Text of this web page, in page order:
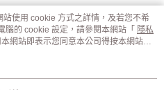
使用 cookie 方式之詳情，及若您不希
腦的 cookie 設定，請參閱本網站「 隱私
網站即表示您同意本公司得按本網站使